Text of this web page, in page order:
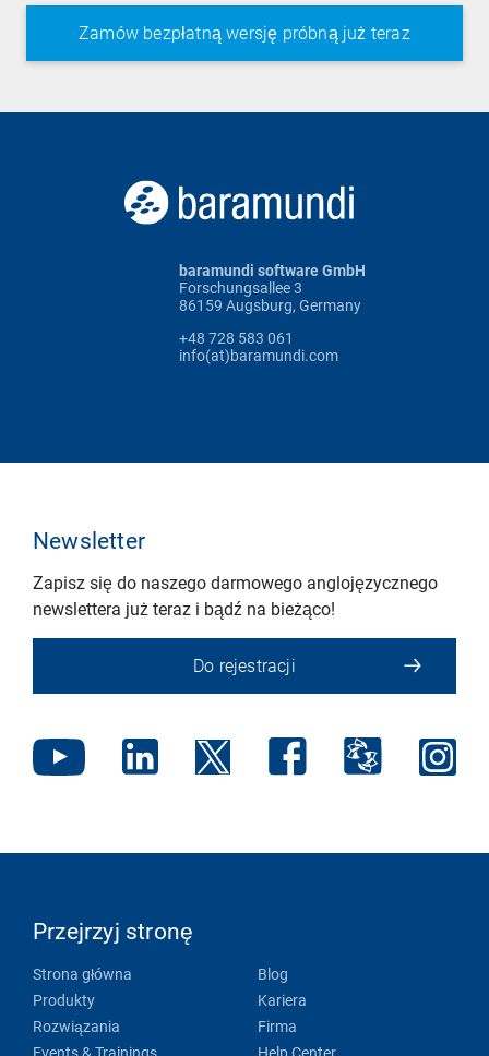
baramundi software GmbH
Forschungsallee 3
86159 Augsburg, Germany
+48 728 583 061
info(at)baramundi.com
Newsletter
Zapisz się do naszego darmowego anglojęzycznego
newslettera już teraz i bądź na bieżąco!
Do rejestracji
Przejrzyj stronę
Strona główna
Produkty
Rozwiązania
Events & Trainings
Blog
Kariera
Firma
Help Center